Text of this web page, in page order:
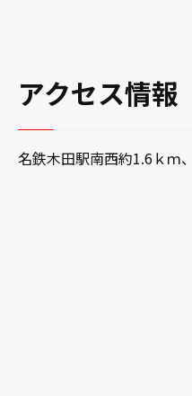
アクセス情報
名鉄木田駅南西約1.6ｋｍ